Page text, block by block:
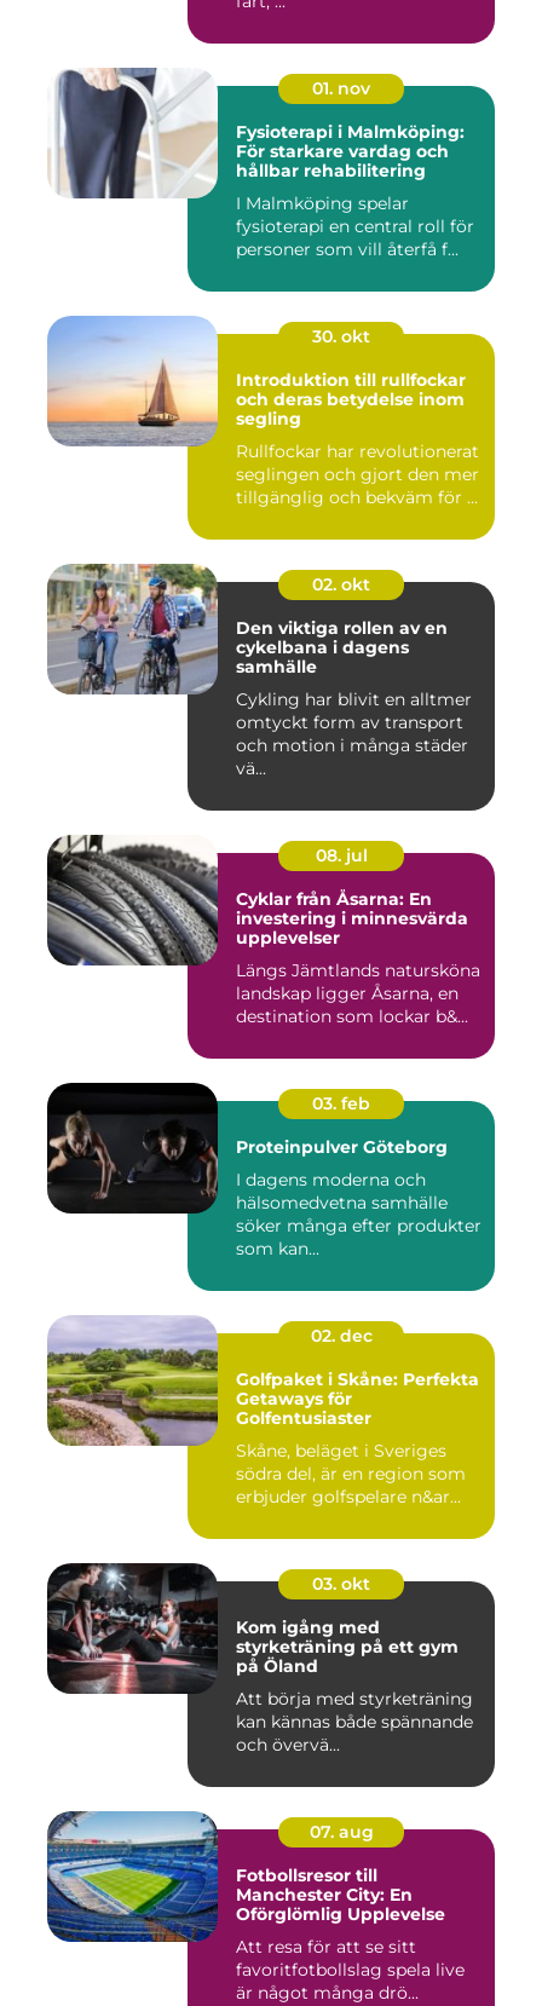
01. nov
Fysioterapi i Malmköping:
För starkare vardag och
hållbar rehabilitering
I Malmköping spelar
fysioterapi en central roll för
personer som vill återfå f...
30. okt
Introduktion till rullfockar
och deras betydelse inom
segling
Rullfockar har revolutionerat
seglingen och gjort den mer
tillgänglig och bekväm för ...
02. okt
Den viktiga rollen av en
cykelbana i dagens
samhälle
Cykling har blivit en alltmer
omtyckt form av transport
och motion i många städer
vä...
08. jul
Cyklar från Åsarna: En
investering i minnesvärda
upplevelser
Längs Jämtlands natursköna
landskap ligger Åsarna, en
destination som lockar b&...
03. feb
Proteinpulver Göteborg
I dagens moderna och
hälsomedvetna samhälle
söker många efter produkter
som kan...
02. dec
Golfpaket i Skåne: Perfekta
Getaways för
Golfentusiaster
Skåne, beläget i Sveriges
södra del, är en region som
erbjuder golfspelare n&ar...
03. okt
Kom igång med
styrketräning på ett gym
på Öland
Att börja med styrketräning
kan kännas både spännande
och övervä...
07. aug
Fotbollsresor till
Manchester City: En
Oförglömlig Upplevelse
Att resa för att se sitt
favoritfotbollslag spela live
är något många drö...